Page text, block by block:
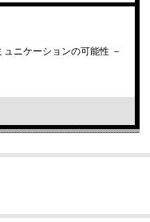
ニケーションの可能性 －